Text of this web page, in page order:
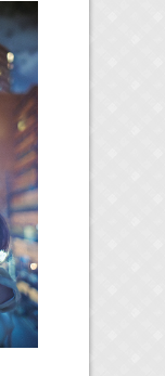
河北麻友子
庄司浩平